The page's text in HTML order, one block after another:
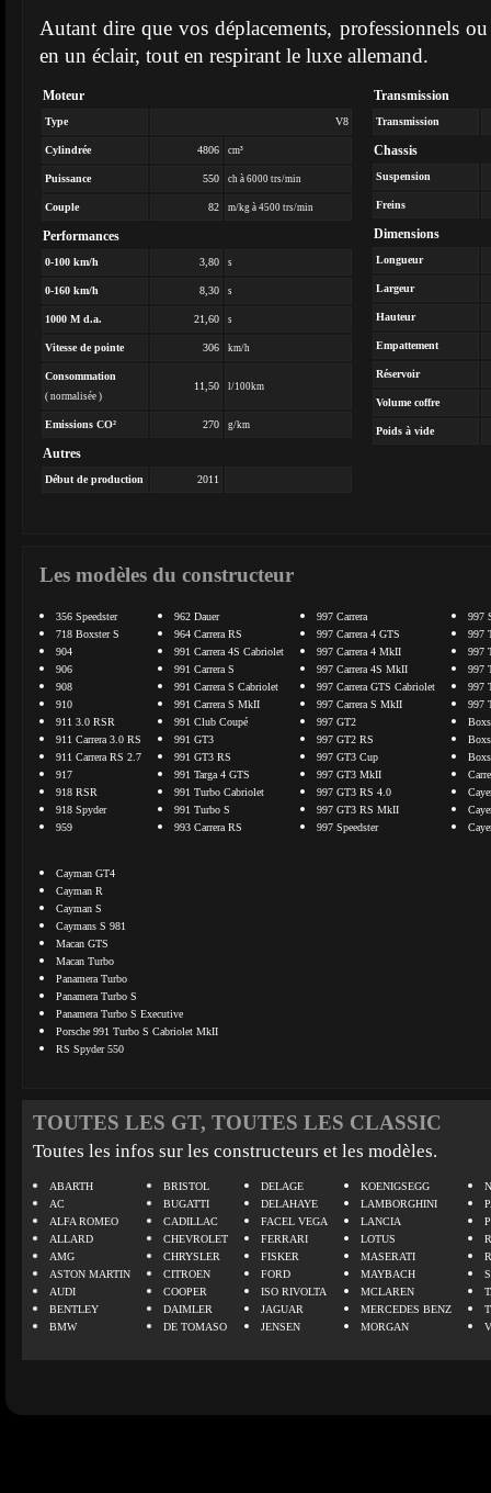
Autant dire que vos déplacements, professionnels
en un éclair, tout en respirant le luxe allemand.
Moteur
Type V8
Cylindrée 4806 cm³
Puissance 550 ch à 6000 trs/min
Couple 82 m/kg à 4500 trs/min
Performances
0-100 km/h 3,80 s
0-160 km/h 8,30 s
1000 M d.a. 21,60 s
Vitesse de pointe 306 km/h
Consommation
( normalisée )
11,50 l/100km
Emissions CO² 270 g/km
Autres
Début de production 2011
Transmission
Transmission
Chassis
Suspension
Freins
Dimensions
Longueur
Largeur
Hauteur
Empattement
Réservoir
Volume coffre
Poids à vide
Les modèles du constructeur
356 Speedster
718 Boxster S
904
906
908
910
911 3.0 RSR
911 Carrera 3.0 RS
911 Carrera RS 2.7
917
918 RSR
918 Spyder
959
962 Dauer
964 Carrera RS
991 Carrera 4S Cabriolet
991 Carrera S
991 Carrera S Cabriolet
991 Carrera S MkII
991 Club Coupé
991 GT3
991 GT3 RS
991 Targa 4 GTS
991 Turbo Cabriolet
991 Turbo S
993 Carrera RS
997 Carrera
997 Carrera 4 GTS
997 Carrera 4 MkII
997 Carrera 4S MkII
997 Carrera GTS Cabriolet
997 Carrera S MkII
997 GT2
997 GT2 RS
997 GT3 Cup
997 GT3 MkII
997 GT3 RS 4.0
997 GT3 RS MkII
997 Speedster
997
997
997
997
997
997
Cayman GT4
Cayman R
Cayman S
Caymans S 981
Macan GTS
Macan Turbo
Panamera Turbo
Panamera Turbo S
Panamera Turbo S Executive
Porsche 991 Turbo S Cabriolet MkII
RS Spyder 550
TOUTES LES GT, TOUTES LES CLASSIC
Toutes les infos sur les constructeurs et les modèles.
ABARTH
AC
ALFA ROMEO
ALLARD
AMG
ASTON MARTIN
AUDI
BENTLEY
BMW
BRISTOL
BUGATTI
CADILLAC
CHEVROLET
CHRYSLER
CITROEN
COOPER
DAIMLER
DE TOMASO
DELAGE
DELAHAYE
FACEL VEGA
FERRARI
FISKER
FORD
ISO RIVOLTA
JAGUAR
JENSEN
KOENIGSEGG
LAMBORGHINI
LANCIA
LOTUS
MASERATI
MAYBACH
MCLAREN
MERCEDES BENZ
MORGAN